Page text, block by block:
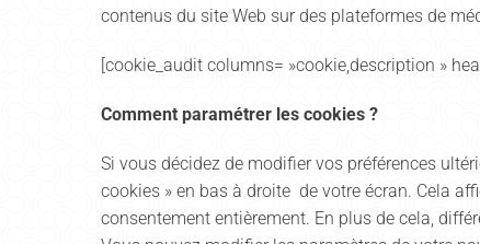
contenus du site Web sur des plateformes de
[cookie_audit columns= »cookie,description »
Comment paramétrer les cookies ?
Si vous décidez de modifier vos préférences
cookies » en bas à droite de votre écran. Cela
consentement entièrement. En plus de cela,